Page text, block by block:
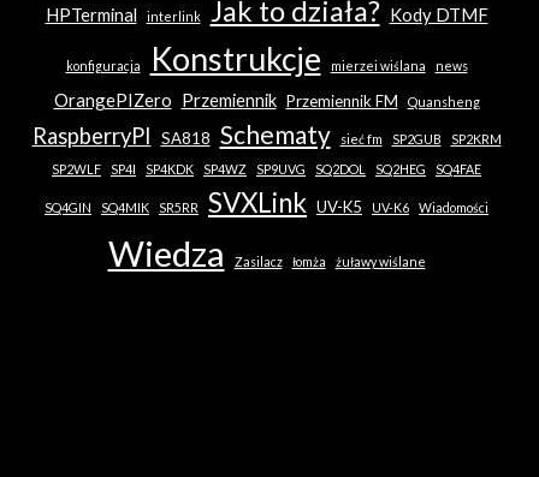
HPTerminal interlink Jak to działa? Kody DTMF
konfiguracja Konstrukcje mierzei wiślana news
OrangePIZero Przemiennik Przemiennik FM Quansheng
RaspberryPI SA818 Schematy sieć fm SP2GUB
SP2KRM
SP2WLF
SP4I SP4KDK SP4WZ SP9UVG SQ2DOL SQ2HEG SQ4FAE
SQ4GIN SQ4MIK SR5RR SVXLink UV-K5 UV-K6 Wiadomości
Wiedza Zasilacz łomża żuławy wiślane